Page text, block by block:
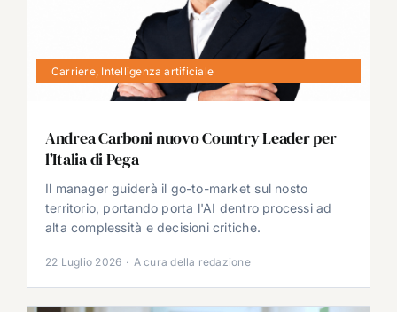
Carriere, Intelligenza artificiale
Andrea Carboni nuovo Country Leader per
l’Italia di Pega
Il manager guiderà il go-to-market sul nosto
territorio, portando porta l'AI dentro processi ad
alta complessità e decisioni critiche.
22 Luglio 2026 · A cura della redazione